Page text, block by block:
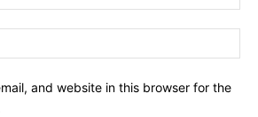
and website in this browser for the